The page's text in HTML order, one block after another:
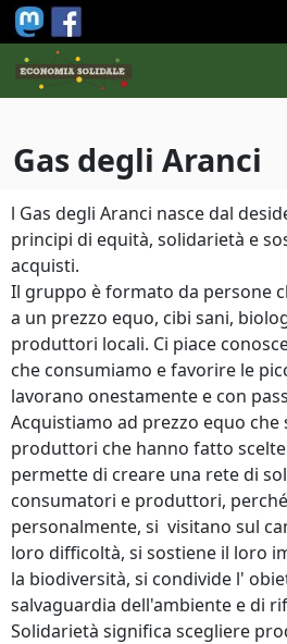
Salta al contenuto principale
Gas degli Aranci
l Gas degli Aranci nasce dal
principi di equità, solidarietà e
acquisti.
Il gruppo è formato da persone
a un prezzo equo, cibi sani,
produttori locali. Ci piace
che consumiamo e favorire le
lavorano onestamente e con
Acquistiamo ad prezzo equo che
produttori che hanno fatto
permette di creare una rete di
consumatori e produttori,
personalmente, si visitano sul
loro difficoltà, si sostiene il loro
la biodiversità, si condivide l'
salvaguardia dell'ambiente e di
Solidarietà significa scegliere